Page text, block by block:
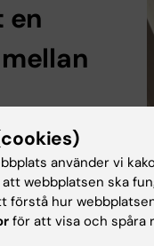
en
KI:s podcast
drabbades
efter en ALS-
undrar nu om,
använder vi
webbplatsen ska
förstå hur
för att visa och spåra